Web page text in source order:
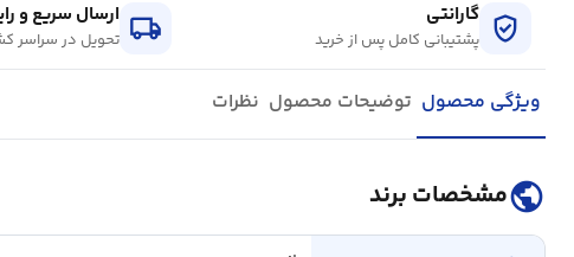
verified_user گارانتی
پشتیبانی کامل پس از خرید local_shipping ارسال سریع و
تحویل در سراسر
ویژگی محصول توضیحات محصول نظرات
publicمشخصات برند